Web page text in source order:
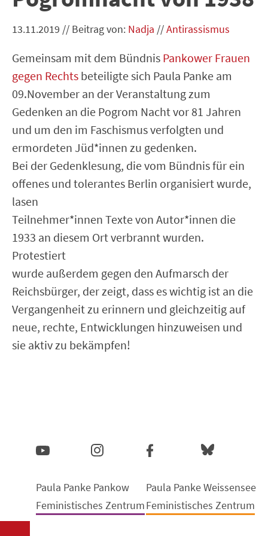
13.11.2019 // Beitrag von: Nadja //Antirassismus
Gemeinsam mit dem Bündnis Pankower Frauen
gegen Rechts beteiligte sich Paula Panke am
09.November an der Veranstaltung zum
Gedenken an die Pogrom Nacht vor 81 Jahren
und um den im Faschismus verfolgten und
ermordeten Jüd*innen zu gedenken.
Bei der Gedenklesung, die vom Bündnis für ein
offenes und tolerantes Berlin organisiert wurde,
lasen
Teilnehmer*innen Texte von Autor*innen die
1933 an diesem Ort verbrannt wurden.
Protestiert
wurde außerdem gegen den Aufmarsch der
Reichsbürger, der zeigt, dass es wichtig ist an die
Vergangenheit zu erinnern und gleichzeitig auf
neue, rechte, Entwicklungen hinzuweisen und
sie aktiv zu bekämpfen!
Paula Panke Pankow
Feministisches Zentrum
Paula Panke Weissensee
Feministisches Zentrum